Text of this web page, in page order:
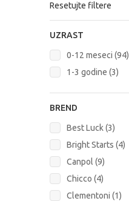
Resetujte filtere
UZRAST
0-12 meseci (94)
1-3 godine (3)
BREND
Best Luck (3)
Bright Starts (4)
Canpol (9)
Chicco (4)
Clementoni (1)